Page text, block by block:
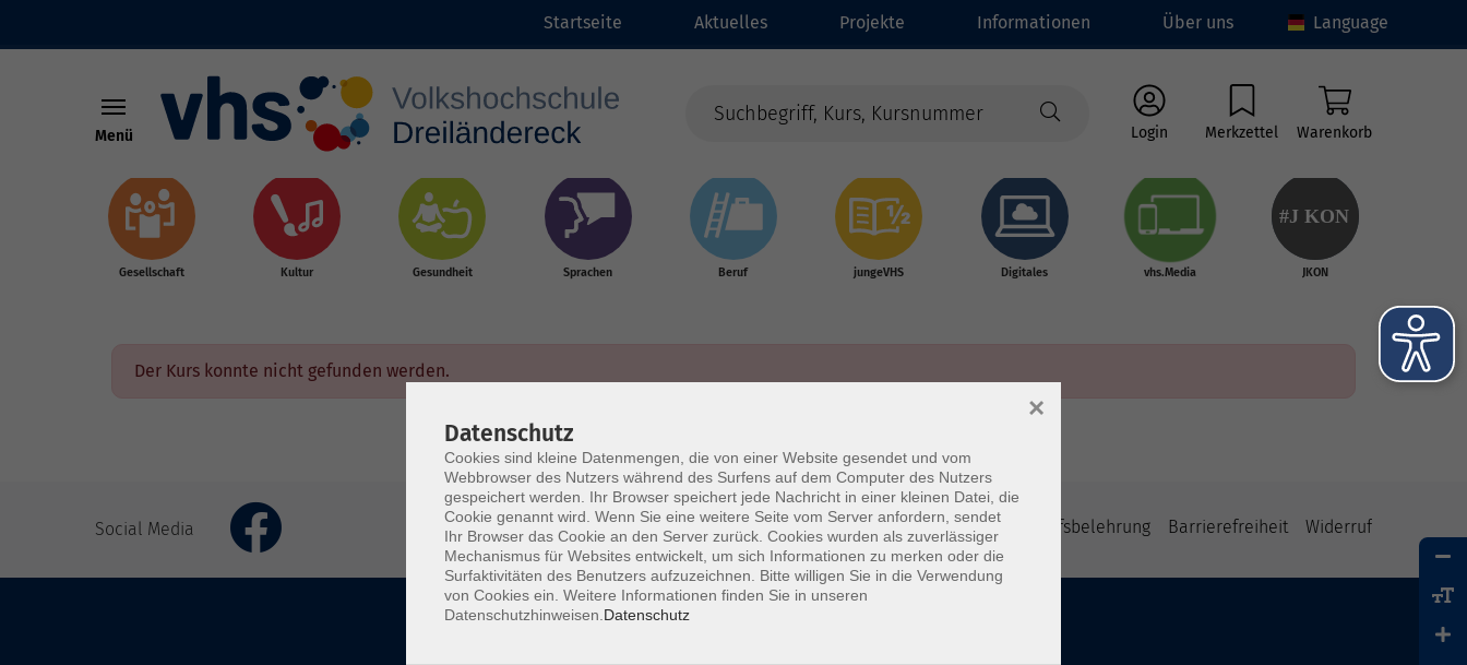
Skip to main content
Startseite Aktuelles Projekte Informationen Über uns Language
Menü Login Merkzettel Warenkorb
Gesellschaft Kultur Gesundheit Sprachen Beruf jungeVHS Digitales vhs.Media
#J KON
JKON
Der Kurs konnte nicht gefunden werden.
Social Media Impressum Datenschutzerklärung AGB Widerrufsbelehrung Barrierefreiheit Widerruf
Datenschutz
Cookies sind kleine Datenmengen, die von einer Website gesendet und vom
Webbrowser des Nutzers während des Surfens auf dem Computer des Nutzers
gespeichert werden. Ihr Browser speichert jede Nachricht in einer kleinen Datei, die
Cookie genannt wird. Wenn Sie eine weitere Seite vom Server anfordern, sendet
Ihr Browser das Cookie an den Server zurück. Cookies wurden als zuverlässiger
Mechanismus für Websites entwickelt, um sich Informationen zu merken oder die
Surfaktivitäten des Benutzers aufzuzeichnen. Bitte willigen Sie in die Verwendung
von Cookies ein. Weitere Informationen finden Sie in unseren
Datenschutzhinweisen. Datenschutz
×